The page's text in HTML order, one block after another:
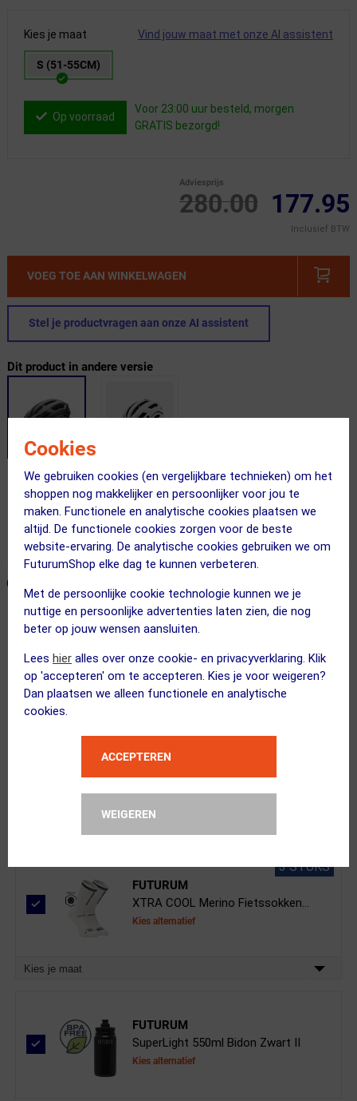
Cookies
We gebruiken cookies (en vergelijkbare technieken) om het
shoppen nog makkelijker en persoonlijker voor jou te
maken. Functionele en analytische cookies plaatsen we
altijd. De functionele cookies zorgen voor de beste
website-ervaring. De analytische cookies gebruiken we om
FuturumShop elke dag te kunnen verbeteren.
Met de persoonlijke cookie technologie kunnen we je
nuttige en persoonlijke advertenties laten zien, die nog
beter op jouw wensen aansluiten.
Lees hier alles over onze cookie- en privacyverklaring. Klik
op 'accepteren' om te accepteren. Kies je voor weigeren?
Dan plaatsen we alleen functionele en analytische
cookies.
ACCEPTEREN
WEIGEREN
Kies je maat Vind jouw maat met onze AI assistent
S (51-55CM)
Op voorraad
Voor 23:00 uur besteld, morgen
GRATIS bezorgd!
280.00
Adviesprijs
177.95
Inclusief BTW
VOEG TOE AAN WINKELWAGEN
Stel je productvragen aan onze AI assistent
Dit product in andere versie
Gratis bezorging & retourneren
Voor 23:00 uur besteld, morgen in huis
365 dagen retourrecht
← Terug naar productnavigatie
ONZE AANBEVOLEN COMBINATIE
Manifest Spherical MIPS MTB Fietshe...
3 STUKS
FUTURUM
XTRA COOL Merino Fietssokken...
Kies alternatief
Kies je maat
FUTURUM
SuperLight 550ml Bidon Zwart II
Kies alternatief